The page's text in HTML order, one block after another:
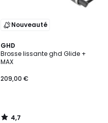
Nouveauté
GHD
Brosse lissante ghd Glide +
MAX
209,00 €
4,7
/ 5
4,7
/